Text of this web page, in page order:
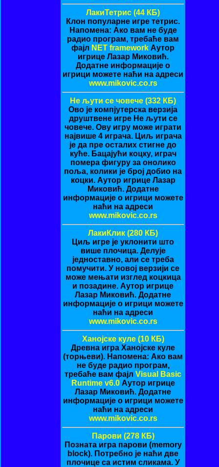
ЛакиТетрис (44 КБ)
Клон популарне игре тетрис.
Напомена: Ако вам не буде
радио програм, требаће вам
фајл NET framework Аутор
игрице Лазар Миковић.
Додатне информације о
игрици можете наћи на адреси
www.mikovic.co.rs
Не љути се човече (332 КБ)
Ово је компјутерска верзија
друштвене игре Не љути се
човече. Ову игру може играти
највише 4 играча. Циљ играча
је да пре осталих стигне до
куће. Бацајући коцку, играч
помера фигуру за онолико
поља, колики је број добио на
коцки. Аутор игрице Лазар
Миковић. Додатне
информације о игрици можете
наћи на адреси
www.mikovic.co.rs
ЛакиКлик (280 КБ)
Циљ игре је уклонити што
више плочица. Делује
једноставно, али се треба
помучити. У новој верзији се
може мењати изглед коцкица
и позадине. Аутор игрице
Лазар Миковић. Додатне
информације о игрици можете
наћи на адреси
www.mikovic.co.rs
Ханојске куле (10 КБ)
Древна игра Ханојске куле
(торњеви). Напомена: Ако вам
не буде радио програм,
требаће вам фајл Visual Basic
Runtime v6.0Аутор игрице
Лазар Миковић. Додатне
информације о игрици можете
наћи на адреси
www.mikovic.co.rs
Парови (278 КБ)
Позната игра парови (memory
block). Потребно је наћи две
плочице са истим сликама. У